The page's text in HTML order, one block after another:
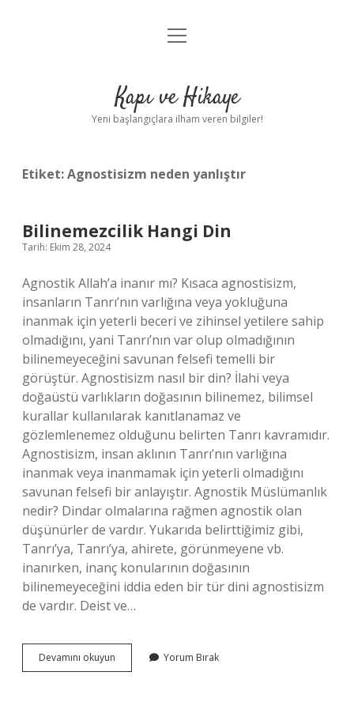
Anasayfa
Yasal Uyarı
menüyü
Kapı ve Hikaye
Yeni başlangıçlara ilham veren bilgiler!
Etiket:Agnostisizm neden yanlıştır
Bilinemezcilik Hangi Din
Tarih: Ekim 28, 2024
Agnostik Allah’a inanır mı? Kısaca agnostisizm,
insanların Tanrı’nın varlığına veya yokluğuna
inanmak için yeterli beceri ve zihinsel yetilere sahip
olmadığını, yani Tanrı’nın var olup olmadığının
bilinemeyeceğini savunan felsefi temelli bir
görüştür. Agnostisizm nasıl bir din? İlahi veya
doğaüstü varlıkların doğasının bilinemez, bilimsel
kurallar kullanılarak kanıtlanamaz ve
gözlemlenemez olduğunu belirten Tanrı kavramıdır.
Agnostisizm, insan aklının Tanrı’nın varlığına
inanmak veya inanmamak için yeterli olmadığını
savunan felsefi bir anlayıştır. Agnostik Müslümanlık
nedir? Dindar olmalarına rağmen agnostik olan
düşünürler de vardır. Yukarıda belirttiğimiz gibi,
Tanrı’ya, Tanrı’ya, ahirete, görünmeyene vb.
inanırken, inanç konularının doğasının
bilinemeyeceğini iddia eden bir tür dini agnostisizm
de vardır. Deist ve…
Devamını okuyun Bilinemezcilik
Hangi
Yorum Bırak